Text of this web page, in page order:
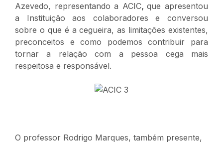
Azevedo, representando a ACIC,que apresentou
a Instituição aos colaboradores e conversou
sobre o que é a cegueira, as limitações existentes,
preconceitos e como podemos contribuir para
tornar a relação com a pessoa cega mais
respeitosa e responsável.
O professor Rodrigo Marques, também presente,